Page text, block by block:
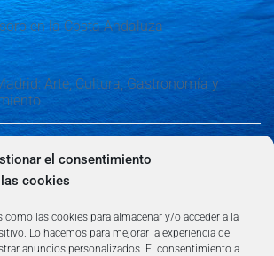
el consentimiento
cookies
las cookies para almacenar y/o acceder a la
Lo hacemos para mejorar la experiencia de
anuncios personalizados. El consentimiento a
en la Costa Andaluza
Arte, Cultura, Gastronomía y
Arte, Cultura, Gastronomía y